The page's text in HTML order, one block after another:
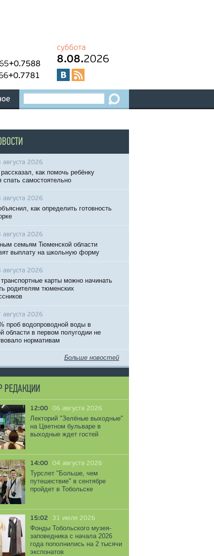
+0.7588
+0.7781
суббота
8.08.2026
августа 2026
как помочь ребёнку
спать самостоятельно
августа 2026
как определить готовность
августа 2026
семьям Тюменской области
выплату на школьную форму
августа 2026
карты можно начинать
родителям тюменских
августа 2026
проб водопроводной воды в
области в первом полугодии не
нормативам
Больше новостей
РЕДАКЦИИ
12:00 06 августа 2026
Лекторий "Зелёные выходные"
на Цветном бульваре в
выходные ждет гостей
14:00 04 августа 2026
Турслет "Больше, чем
путешествие" в сентябре
пройдет в Тобольске
15:02 31 июля 2026
Фонды Тобольского музея-
заповедника с начала 2026
года пополнились на 2 тысячи
экспонатов